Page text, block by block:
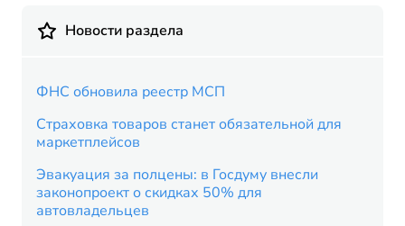
Новости раздела
ФНС обновила реестр МСП
Страховка товаров станет обязательной для
маркетплейсов
Эвакуация за полцены: в Госдуму внесли
законопроект о скидках 50% для
автовладельцев